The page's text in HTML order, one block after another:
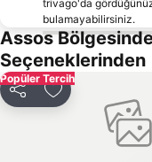
Museum of the Olive -
Agiassos
Traditional Settlement of
Taxiarchis of Mandamados
Valide Djami
trivago'da
bulamayabilirsiniz.
Assos
Seçeneklerinden
Popüler Tercih
Paylaş Favorilerime